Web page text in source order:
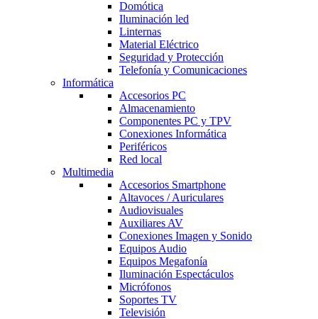
Domótica
Iluminación led
Linternas
Material Eléctrico
Seguridad y Protección
Telefonía y Comunicaciones
Informática
Accesorios PC
Almacenamiento
Componentes PC y TPV
Conexiones Informática
Periféricos
Red local
Multimedia
Accesorios Smartphone
Altavoces / Auriculares
Audiovisuales
Auxiliares AV
Conexiones Imagen y Sonido
Equipos Audio
Equipos Megafonía
Iluminación Espectáculos
Micrófonos
Soportes TV
Televisión